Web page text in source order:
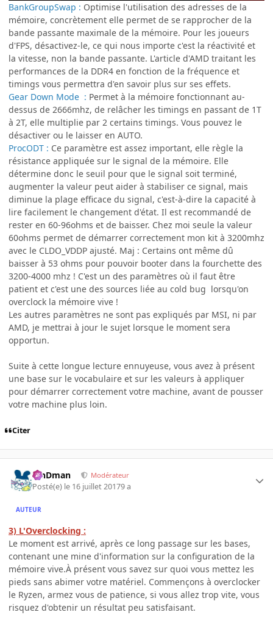
BankGroupSwap : Optimise l'utilisation des adresses de la
mémoire, concrètement elle permet de se rapprocher de la
bande passante maximale de la mémoire. Pour les joueurs
d'FPS, désactivez-le, ce qui nous importe c'est la réactivité et
la vitesse, non la bande passante. L'article d'AMD traitant les
performances de la DDR4 en fonction de la fréquence et
timings vous permettra d'en savoir plus sur ses effets.
Gear Down Mode : Permet à la mémoire fonctionnant au-
dessus de 2666mhz, de relâcher les timings en passant de 1T
à 2T, elle multiplie par 2 certains timings. Vous pouvez le
désactiver ou le laisser en AUTO.
ProcODT : Ce paramètre est assez important, elle règle la
résistance appliquée sur le signal de la mémoire. Elle
détermine donc le seuil pour que le signal soit terminé,
augmenter la valeur peut aider à stabiliser ce signal, mais
diminue la plage efficace du signal, c'est-à-dire la capacité à
lire facilement le changement d'état. Il est recommandé de
rester en 60-96ohms et de baisser. Chez moi seule la valeur
60ohms permet de démarrer correctement mon kit à 3200mhz
avec le CLDO_VDDP ajusté. Maj : Certains ont même dû
baisser à 53 ohms pour pouvoir booter dans la fourchette des
3200-4000 mhz ! C'est un des paramètres où il faut être
patient et c'est une des sources liée au cold bug lorsqu'on
overclock la mémoire vive !
Les autres paramètres ne sont pas expliqués par MSI, ni par
AMD, je mettrai à jour le sujet lorsque le moment sera
opportun.
Suite à cette longue lecture ennuyeuse, vous avez à présent
une base sur le vocabulaire et sur les valeurs à appliquer
pour démarrer correctement votre machine, avant de pousser
votre machine plus loin.
Citer
RinDman Modérateur
Posté(e) le 16 juillet 20179 a
AUTEUR
3) L'Overclocking :
Le moment est arrivé, après ce long passage sur les bases,
contenant une mine d'information sur la configuration de la
mémoire vive.À présent vous savez sur quoi vous mettez les
pieds sans abimer votre matériel. Commençons à overclocker
le Ryzen, armez vous de patience, si vous allez trop vite, vous
risquez d'obtenir un résultat peu satisfaisant.